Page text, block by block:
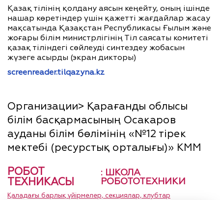
Қазақ тілінің қолдану аясын кеңейту, оның ішінде
нашар көретіндер үшін қажетті жағдайлар жасау
мақсатында Қазақстан Республикасы Ғылым және
жоғары білім министрлігінің Тіл саясаты комитеті
қазақ тіліндегі сөйлеуді синтездеу жобасын
жүзеге асырды (экран дикторы)
screenreader.tilqazyna.kz
Организации> Қарағанды облысы
білім басқармасының Осакаров
ауданы білім бөлімінің «№12 тірек
мектебі (ресурстық орталығы)» КММ
РОБОТ
ТЕХНИКАСЫ
: ШКОЛА
РОБОТОТЕХНИКИ
Қаладағы барлық үйірмелер, секциялар, клубтар